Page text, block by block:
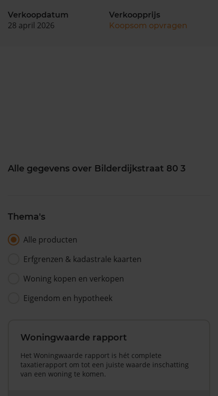
Verkoopdatum
28 april 2026
Verkoopprijs
Koopsom opvragen
Alle gegevens over Bilderdijkstraat 80 3
Thema's
Alle producten
Erfgrenzen & kadastrale kaarten
Woning kopen en verkopen
Eigendom en hypotheek
Woningwaarde rapport
Het Woningwaarde rapport is hét complete
taxatierapport om tot een juiste waarde inschatting
van een woning te komen.